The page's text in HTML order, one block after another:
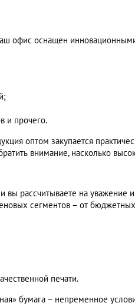
офис оснащен
и прочего.
оптом закупается
внимание, насколько
рассчитываете на уважение
сегментов – от
печати.
бумага – непременное